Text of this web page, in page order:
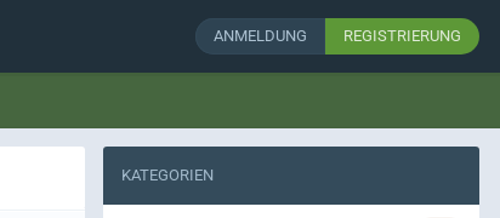
ANMELDUNG REGISTRIERUNG
KATEGORIEN